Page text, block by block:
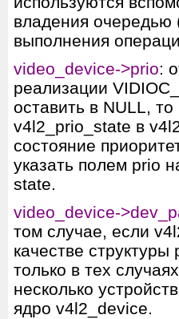
владения очередью
выполнения
video_device->prio:
реализации
оставить в NULL, то
v4l2_prio_state в
состояние
указать полем prio
state.
video_device-
том случае, если
качестве структуры
только в тех
несколько
ядро v4l2_device.
ядром
- Поддержки
[Типы буферов
Videobuf2
1.
// Буферы выделяются в
struct
vb2_queue q = {
.ops
= &my_vb2_ops,
2 .
// Пользовательское
struct
v4l2_buffer buf
{
.memory =
.m.userptr
=
unsigned
};
3.